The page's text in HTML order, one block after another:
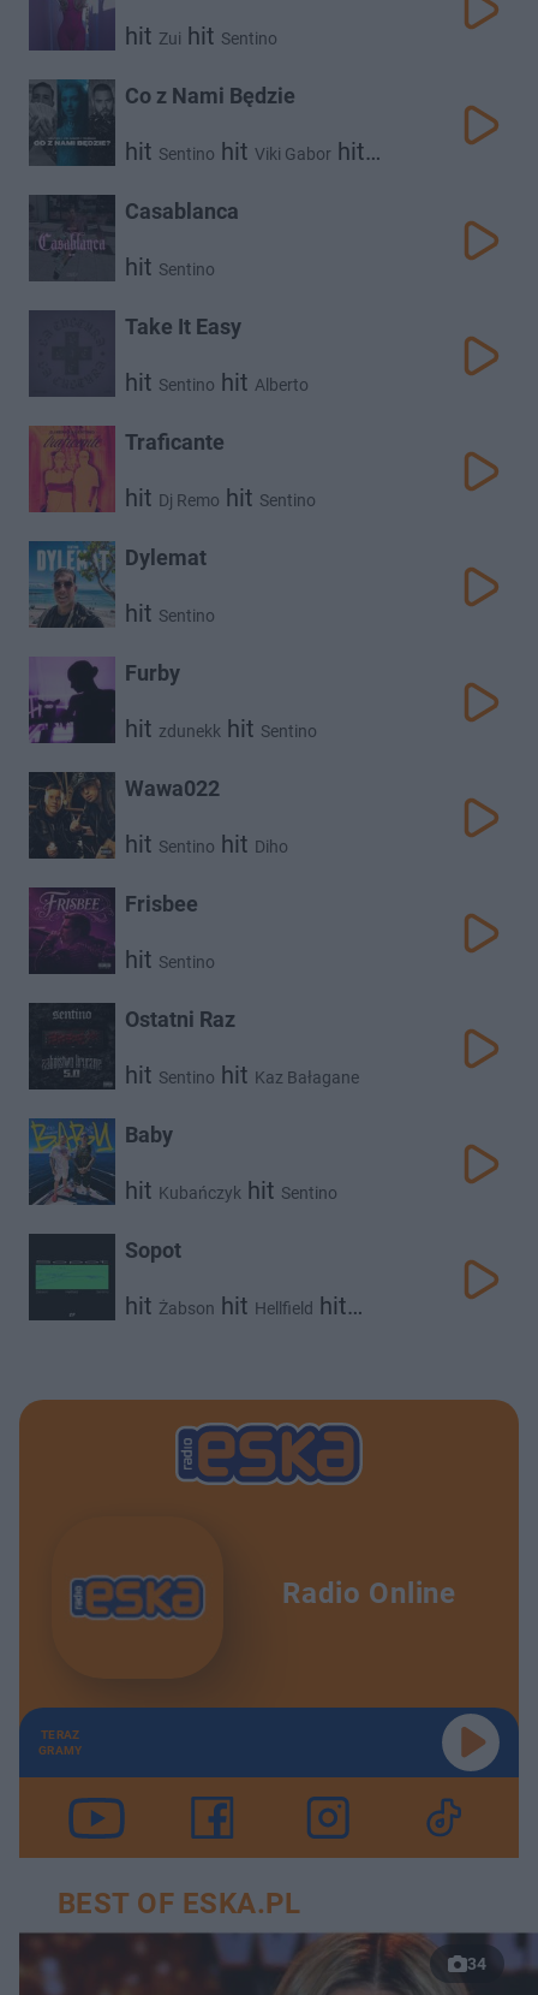
hit Zui hit Sentino
Co z Nami Będzie
hit Sentino hit Viki Gabor hit
Casablanca
hit Sentino
Take It Easy
hit Sentino hit Alberto
Traficante
hit Dj Remo hit Sentino
Dylemat
hit Sentino
Furby
hit zdunekk hit Sentino
Wawa022
hit Sentino hit Diho
Frisbee
hit Sentino
Ostatni Raz
hit Sentino hit Kaz Bałagane
Baby
hit Kubańczyk hit Sentino
Sopot
hit Żabson hit Hellfield hit
Radio Online
TERAZ
GRAMY
BEST OF ESKA.PL
34